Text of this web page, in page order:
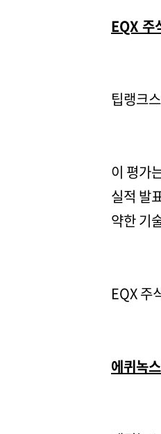
EQX 주
팁랭크
이 평가
실적 발
약한 기
EQX 주
에퀴녹